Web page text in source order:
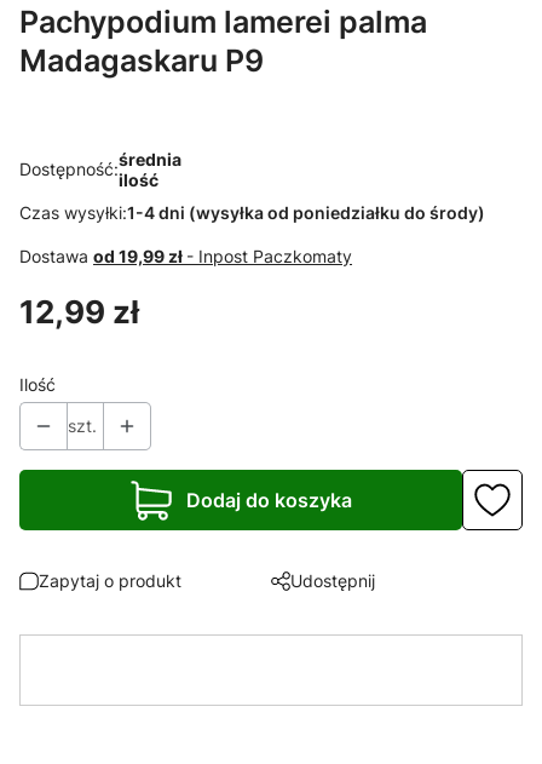
Pachypodium lamerei palma
Madagaskaru P9
Dostępność:średnia
ilość
Czas wysyłki:1-4 dni (wysyłka od poniedziałku do środy)
Dostawa od 19,99 zł - Inpost Paczkomaty
Cena
12,99 zł
Ilość
szt.
Dodaj do koszyka
Zapytaj o produkt Udostępnij